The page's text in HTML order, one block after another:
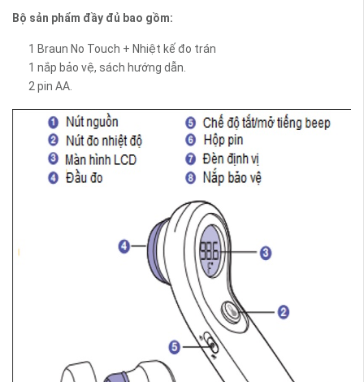
Bộ sản phẩm đầy đủ bao gồm:
1 Braun No Touch + Nhiệt kế đo trán
1 nắp bảo vệ, sách hướng dẫn.
2 pin AA.